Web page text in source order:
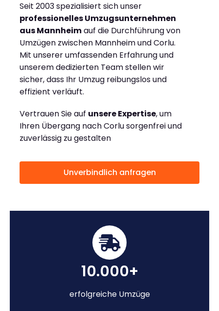
Seit 2003 spezialisiert sich unser
professionelles Umzugsunternehmen
aus Mannheimauf die Durchführung von
Umzügen zwischen Mannheim und Corlu.
Mit unserer umfassenden Erfahrung und
unserem dedizierten Team stellen wir
sicher, dass Ihr Umzug reibungslos und
effizient verläuft.
Vertrauen Sie auf unsere Expertise, um
Ihren Übergang nach Corlu sorgenfrei und
zuverlässig zu gestalten
Unverbindlich anfragen
10.000+
erfolgreiche Umzüge